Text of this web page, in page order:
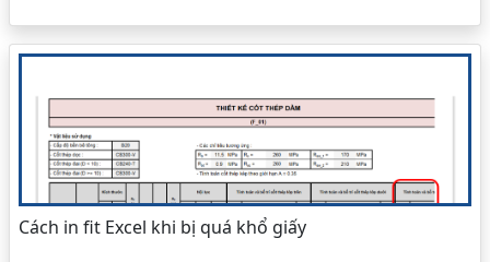
Cách in fit Excel khi bị quá khổ giấy